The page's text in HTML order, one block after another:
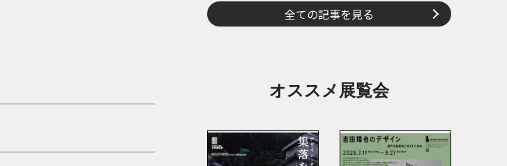
全ての記事を見る
オススメ展覧会